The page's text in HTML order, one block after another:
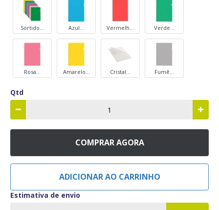
Sortido... Azul... Vermelh... Verde...
Rosa... Amarelo... Cristal... Fumê...
Qtd
COMPRAR AGORA
ADICIONAR AO CARRINHO
Estimativa de envio